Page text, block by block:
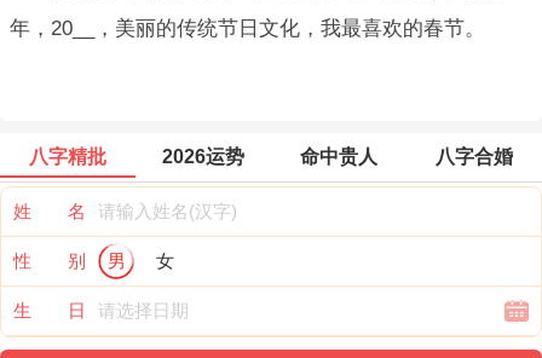
年，20__，美丽的传统节日文化，我最喜欢的春节。
八字精批 2026运势 命中贵人 八字合婚
姓 名
性 别 男 女
生 日